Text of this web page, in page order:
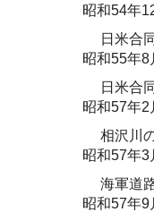
昭和54年
日米合
昭和55年8
日米合
昭和57年2
相沢川
昭和57年3
海軍道
昭和57年9